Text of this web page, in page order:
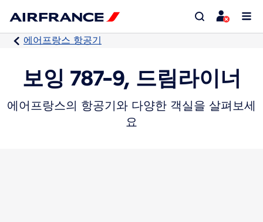
에어프랑스 항공기
보잉 787-9, 드림라이너
에어프랑스의 항공기와 다양한 객실을 살펴보세
요